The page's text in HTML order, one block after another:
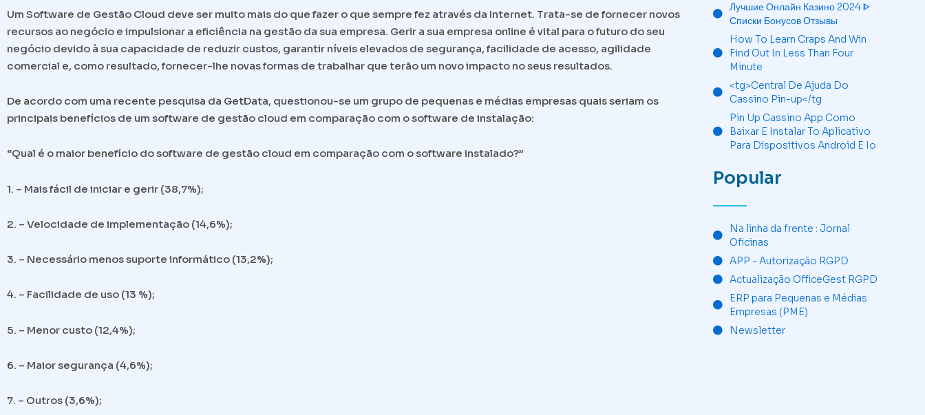
Um Software de Gestão Cloud deve ser muito mais do que fazer o que sempre fez através da Internet. Trata-se de fornecer novos
recursos ao negócio e impulsionar a eficiência na gestão da sua empresa. Gerir a sua empresa online é vital para o futuro do seu
negócio devido à sua capacidade de reduzir custos, garantir níveis elevados de segurança, facilidade de acesso, agilidade
comercial e, como resultado, fornecer-lhe novas formas de trabalhar que terão um novo impacto no seus resultados.
De acordo com uma recente pesquisa da GetData, questionou-se um grupo de pequenas e médias empresas quais seriam os
principais benefícios de um software de gestão cloud em comparação com o software de instalação:
“Qual é o maior benefício do software de gestão cloud em comparação com o software instalado?”
1. – Mais fácil de iniciar e gerir (38,7%);
2. – Velocidade de implementação (14,6%);
3. – Necessário menos suporte informático (13,2%);
4. – Facilidade de uso (13 %);
5. – Menor custo (12,4%);
6. – Maior segurança (4,6%);
7. – Outros (3,6%);
Лучшие Онлайн Казино 2024 ᐈ
Списки Бонусов Отзывы
How To Learn Craps And Win
Find Out In Less Than Four
Minute
<tg>Central De Ajuda Do
Cassino Pin-up</tg
Pin Up Cassino App Como
Baixar E Instalar To Aplicativo
Para Dispositivos Android E Io
Popular
Na linha da frente : Jornal
Oficinas
APP - Autorização RGPD
Actualização OfficeGest RGPD
ERP para Pequenas e Médias
Empresas (PME)
Newsletter